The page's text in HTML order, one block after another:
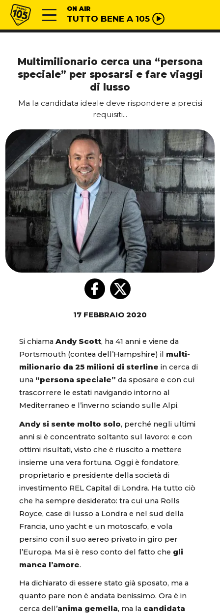
Vai al contenuto
Radio 105 ON AIR
TUTTO BENE A 105
Multimilionario cerca una “persona
speciale” per sposarsi e fare viaggi
di lusso
Ma la candidata ideale deve rispondere a precisi
requisiti...
17 FEBBRAIO 2020
Si chiama Andy Scott, ha 41 anni e viene da
Portsmouth (contea dell’Hampshire) il multi-
milionario da 25 milioni di sterline in cerca di
una “persona speciale” da sposare e con cui
trascorrere le estati navigando intorno al
Mediterraneo e l’inverno sciando sulle Alpi.
Andy si sente molto solo, perché negli ultimi
anni si è concentrato soltanto sul lavoro: e con
ottimi risultati, visto che è riuscito a mettere
insieme una vera fortuna. Oggi è fondatore,
proprietario e presidente della società di
investimento REL Capital di Londra. Ha tutto ciò
che ha sempre desiderato: tra cui una Rolls
Royce, case di lusso a Londra e nel sud della
Francia, uno yacht e un motoscafo, e vola
persino con il suo aereo privato in giro per
l’Europa. Ma si è reso conto del fatto che gli
manca l’amore.
Ha dichiarato di essere stato già sposato, ma a
quanto pare non è andata benissimo. Ora è in
cerca dell’anima gemella, ma la candidata